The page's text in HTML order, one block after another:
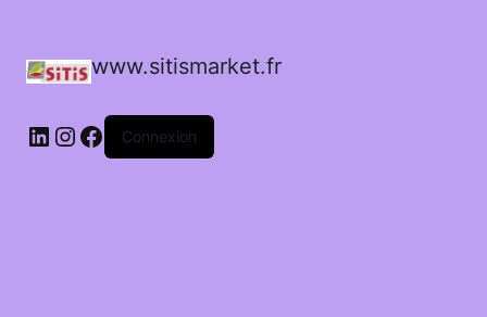
www.sitismarket.fr
LinkedIn
Instagram
Facebook
Connexion